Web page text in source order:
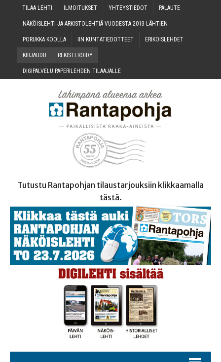
TILAA LEH­TI ILMOI­TUK­SET YHTEYS­TIE­DOT PALAU­TE
NÄKÖIS­LEH­TI JA ARKIS­TO­LEH­TIÄ VUO­DES­TA 2013 LÄHTIEN
PORUK­KA KOOLLA IIN KUN­TA­TIE­DOT­TEET ERI­KOIS­LEH­DET
KIR­JAU­DU REKIS­TE­RÖI­DY
DIGI­PAL­VE­LU PAPE­RI­LEH­DEN TILAAJALLE
Tutustu Rantapohjan tilaustarjouksiin klikkaamalla
tästä.